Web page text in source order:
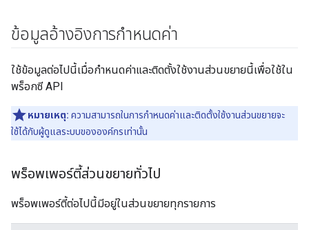
ข้อมูลอ้างอิงการกำหนดค่า
ใช้ข้อมูลต่อไปนี้เมื่อกำหนดค่าและติดตั้งใช้งานส่วนขยายนี้เพื่อใช้ใน
พร็อกซี API
หมายเหตุ: ความสามารถในการกำหนดค่าและติดตั้งใช้งานส่วนขยายจะ
ใช้ได้กับผู้ดูแลระบบขององค์กรเท่านั้น
พร็อพเพอร์ตี้ส่วนขยายทั่วไป
พร็อพเพอร์ตี้ต่อไปนี้มีอยู่ในส่วนขยายทุกรายการ